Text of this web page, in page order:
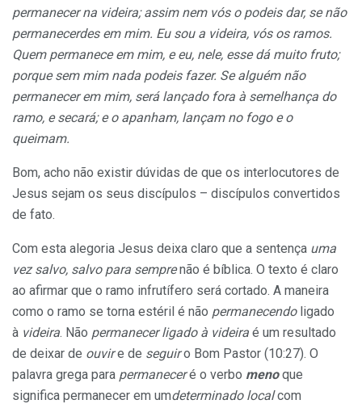
permanecer na videira; assim nem vós o podeis dar, se não
permanecerdes em mim. Eu sou a videira, vós os ramos.
Quem permanece em mim, e eu, nele, esse dá muito fruto;
porque sem mim nada podeis fazer. Se alguém não
permanecer em mim, será lançado fora à semelhança do
ramo, e secará; e o apanham, lançam no fogo e o
queimam.
Bom, acho não existir dúvidas de que os interlocutores de
Jesus sejam os seus discípulos – discípulos convertidos
de fato.
Com esta alegoria Jesus deixa claro que a sentença uma
vez salvo, salvo para semprenão é bíblica. O texto é claro
ao afirmar que o ramo infrutífero será cortado. A maneira
como o ramo se torna estéril é não permanecendoligado
à videira. Não permanecer ligado à videira é um resultado
de deixar de ouvire de seguiro Bom Pastor (10:27). O
palavra grega para permaneceré o verbo menoque
significa permanecer em umdeterminado localcom